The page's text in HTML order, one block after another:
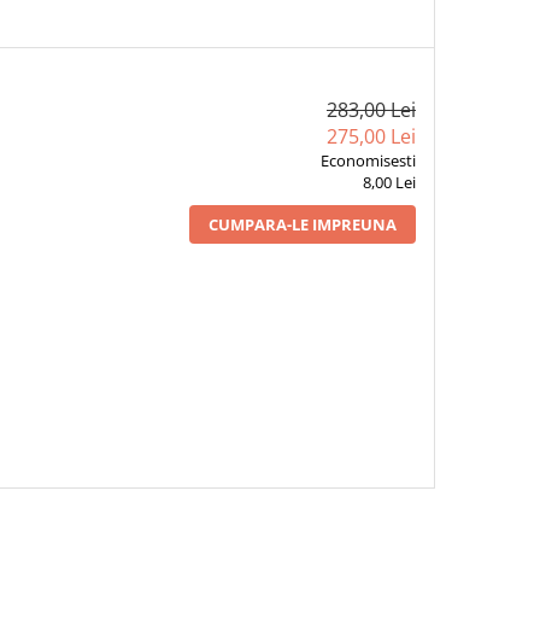
283,00 Lei
275,00 Lei
Economisesti
8,00 Lei
CUMPARA-LE IMPREUNA